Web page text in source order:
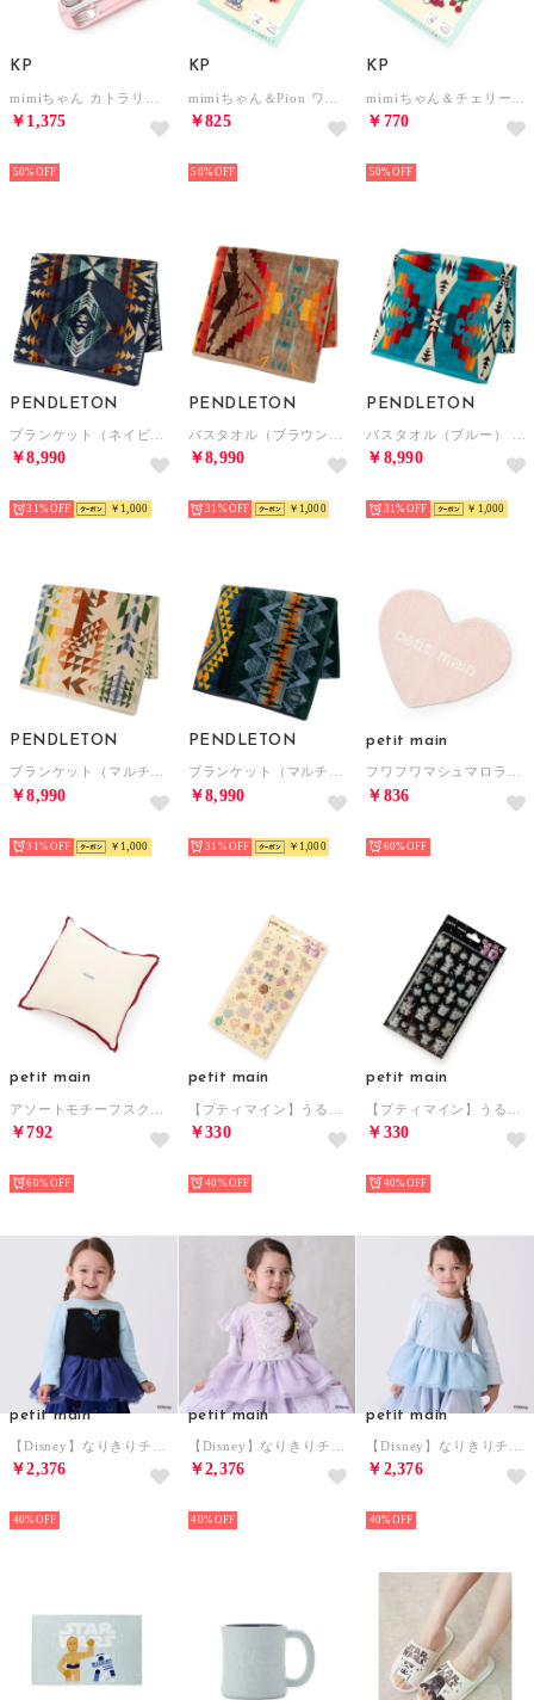
KP
￥1,375
50%
KP
￥825
50%
KP
￥770
50%
PENDLETON
￥8,990
31% ￥1,000
PENDLETON
￥8,990
31% ￥1,000
PENDLETON
￥8,990
31% ￥1,000
PENDLETON
ブランケット（マルチカラー） （Opal Springs）
￥8,990
31% ￥1,000
PENDLETON
ブランケット（マルチカラー） （WILDLAND HEROES）
￥8,990
31% ￥1,000
petit main
フワフワマシュマロラグマット/LG （ピンク）
￥836
60%
petit main
￥792
60%
petit main
￥330
40%
petit main
￥330
40%
petit main
￥2,376
40%
petit main
￥2,376
40%
petit main
￥2,376
40%